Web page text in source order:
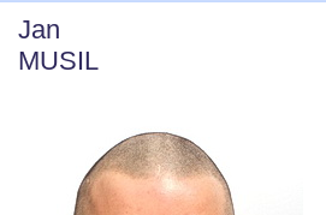
Jan
MUSIL